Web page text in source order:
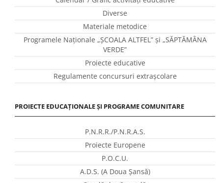
Diverse
Materiale metodice
Programele Naţionale „ŞCOALA ALTFEL” și „SĂPTĂMÂNA
VERDE”
Proiecte educative
Regulamente concursuri extraşcolare
PROIECTE EDUCAȚIONALE ȘI PROGRAME COMUNITARE
P.N.R.R./P.N.R.A.S.
Proiecte Europene
P.O.C.U.
A.D.S. (A Doua Șansă)